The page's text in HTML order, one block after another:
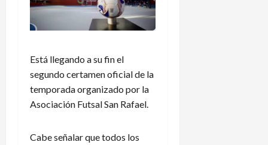
Está llegando a su fin el
segundo certamen oficial de la
temporada organizado por la
Asociación Futsal San Rafael.
Cabe señalar que todos los